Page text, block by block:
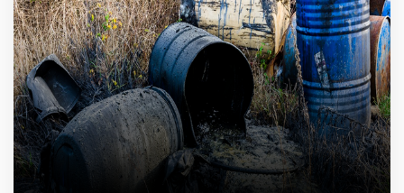
إجراءات وسم النفايات الكيميائية وتخزينها
معالجة النفايات الكيميائية والتخلص منها
تأثير النفايات الخطرة على البيولوجيا البيئية
فحص النفايات الخطرة والحد منها